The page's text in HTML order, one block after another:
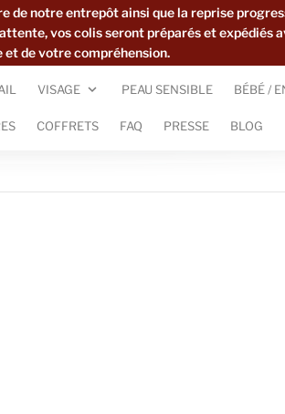
de notre entrepôt ainsi que la reprise
vos colis seront préparés et expédiés
de votre compréhension.
VISAGE PEAU SENSIBLE BÉBÉ /
COFFRETS FAQ PRESSE BLOG